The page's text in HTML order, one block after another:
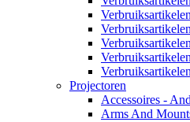
Projectoren
Accessoires -
Arms And